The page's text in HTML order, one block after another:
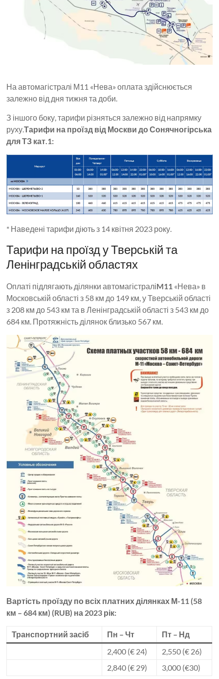
На автомагістралі М11 «Нева» оплата здійснюється
залежно від дня тижня та доби.
З іншого боку, тарифи різняться залежно від напрямку
руху.Тарифи на проїзд від Москви до Сонячногірська
для ТЗ кат.1:
* Наведені тарифи діють з 14 квітня 2023 року.
Тарифи на проїзд у Тверській та
Ленінградській областях
Оплаті підлягають ділянки автомагістраліM11 «Нева» в
Московській області з 58 км до 149 км, у Тверській області
з 208 км до 543 км та в Ленінградській області з 543 км до
684 км. Протяжність ділянок близько 567 км.
Вартість проїзду по всіх платних ділянках М-11 (58
км – 684 км) (RUB) на 2023 рік:
Транспортний засіб Пн – Чт
Пт – Нд
2,400 (€ 24)
2,550 (€ 26)
2,840 (€ 29)
3,000 (€30)